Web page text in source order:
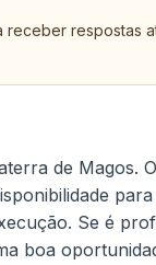
respostas
de Magos.
Se é
boa